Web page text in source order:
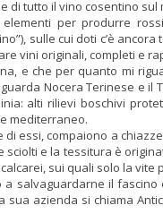
di tutto il vino cosentino sul
per produrre
sulle cui doti c’è
vini originali, completi e
e che per quanto mi
Nocera Terinese e il
alti rilievi boschivi
mediterraneo.
essi, compaiono a
e la tessitura è
sui quali solo la vite
salvaguardarne il
sua azienda si chiama